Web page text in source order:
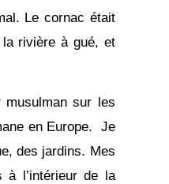
Le cornac était
la rivière à gué, et
musulman sur les
en Europe. Je
des jardins. Mes
à l’intérieur de la